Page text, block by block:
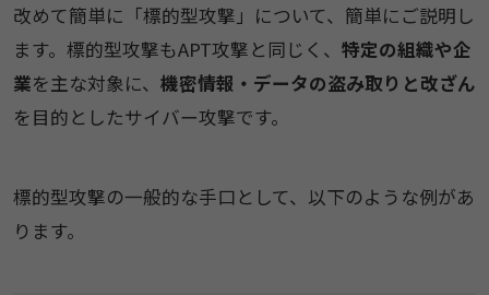
改めて簡単に「標的型攻撃」について、簡単にご説明し
ます。標的型攻撃もAPT攻撃と同じく、 特定の組織や企
業を主な対象に、 機密情報・データの盗み取りと改ざん
を目的としたサイバー攻撃です。
標的型攻撃の一般的な手口として、以下のような例があ
ります。